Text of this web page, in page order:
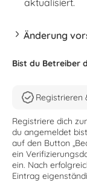
aktualisiert.
Änderung
Bist du Betreiber
Registrieren
Registriere dich
du angemeldet
auf den Button
ein
ein. Nach
Eintrag